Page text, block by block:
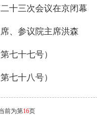
十三次会议在京闭幕
、参议院主席洪森
七十七号）
七十八号）
前为第16页